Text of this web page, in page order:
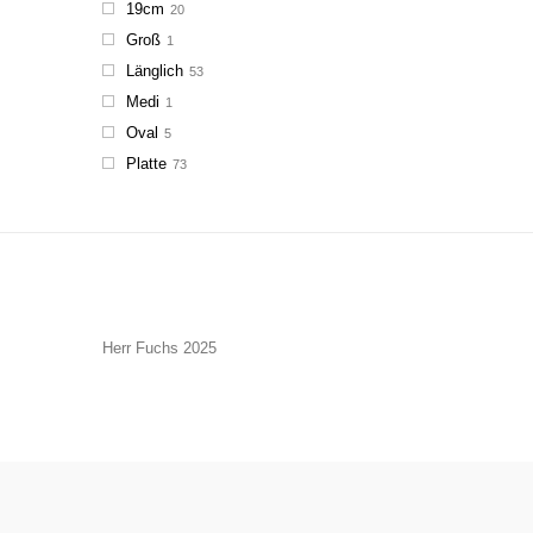
19cm 20
Groß 1
Länglich 53
Medi 1
Oval 5
Platte 73
Herr Fuchs 2025